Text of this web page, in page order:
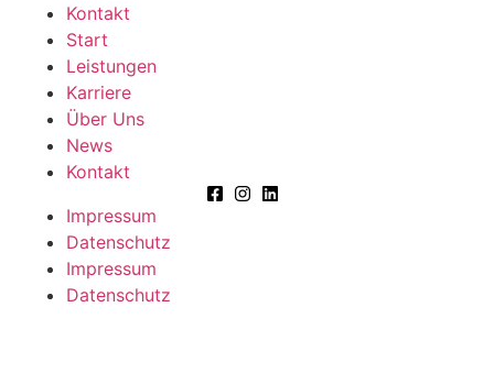
Kontakt
Start
Leistungen
Karriere
Über Uns
News
Kontakt
Impressum
Datenschutz
Impressum
Datenschutz